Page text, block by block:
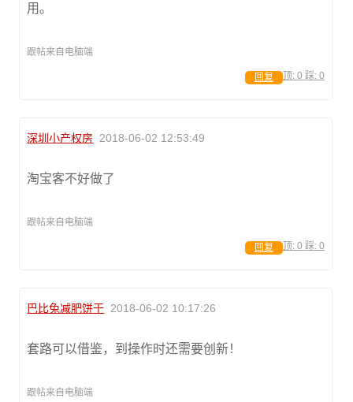
用。
跟帖来自电脑端
顶: 0 踩: 0
回复
深圳小产权房 2018-06-02 12:53:49
淘宝客不好做了
跟帖来自电脑端
顶: 0 踩: 0
回复
巴比兔减肥饼干 2018-06-02 10:17:26
套路可以借鉴，到操作时还需要创新！
跟帖来自电脑端